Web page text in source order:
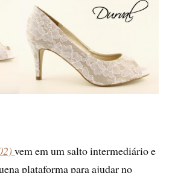
vem em um salto intermediário e
plataforma para ajudar no